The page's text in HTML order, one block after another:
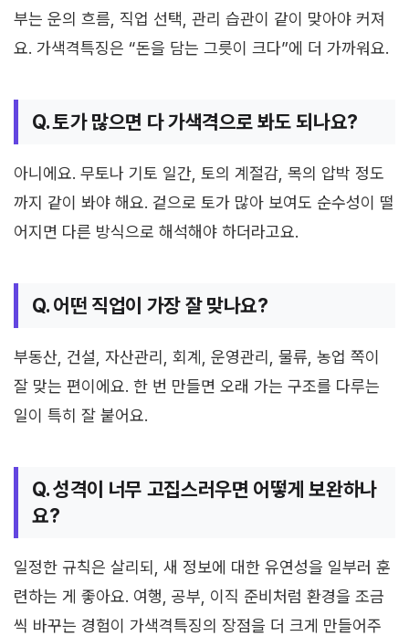
부는 운의 흐름, 직업 선택, 관리 습관이 같이 맞아야 커져
요. 가색격특징은 “돈을 담는 그릇이 크다”에 더 가까워요.
Q. 토가 많으면 다 가색격으로 봐도 되나요?
아니에요. 무토나 기토 일간, 토의 계절감, 목의 압박 정도
까지 같이 봐야 해요. 겉으로 토가 많아 보여도 순수성이 떨
어지면 다른 방식으로 해석해야 하더라고요.
Q. 어떤 직업이 가장 잘 맞나요?
부동산, 건설, 자산관리, 회계, 운영관리, 물류, 농업 쪽이
잘 맞는 편이에요. 한 번 만들면 오래 가는 구조를 다루는
일이 특히 잘 붙어요.
Q. 성격이 너무 고집스러우면 어떻게 보완하나
요?
일정한 규칙은 살리되, 새 정보에 대한 유연성을 일부러 훈
련하는 게 좋아요. 여행, 공부, 이직 준비처럼 환경을 조금
씩 바꾸는 경험이 가색격특징의 장점을 더 크게 만들어주